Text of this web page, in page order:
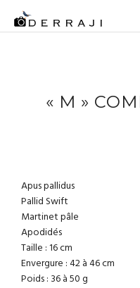
« M »
Apus pallidus
Pallid Swift
Martinet pâle
Apodidés
Taille : 16 cm
Envergure : 42 à 46 cm
Poids : 36 à 50 g